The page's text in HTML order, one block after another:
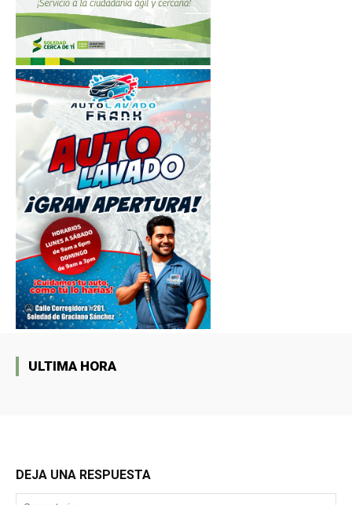
ULTIMA HORA
DEJA UNA RESPUESTA